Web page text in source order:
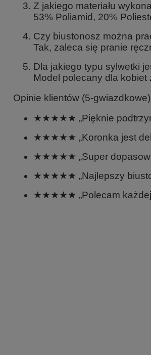
Z jakiego materiału
53% Poliamid, 20%
Czy biustonosz można
Tak, zaleca się pranie
Dla jakiego typu sylwetki
Model polecany dla
Opinie klientów (5-gwiazdkowe)
★★★★★ „Pięknie
★★★★★ „Koronka jest
★★★★★ „Super
★★★★★ „Najlepszy
★★★★★ „Polecam każdej